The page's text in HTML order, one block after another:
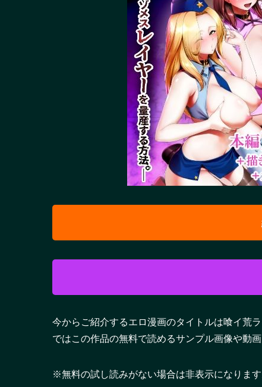
今からご紹介するエロ漫画のタイトルは喰イ
ではこの作品の無料で読めるサンプル画像や動画
※無料の試し読みがない場合は非表示になりま